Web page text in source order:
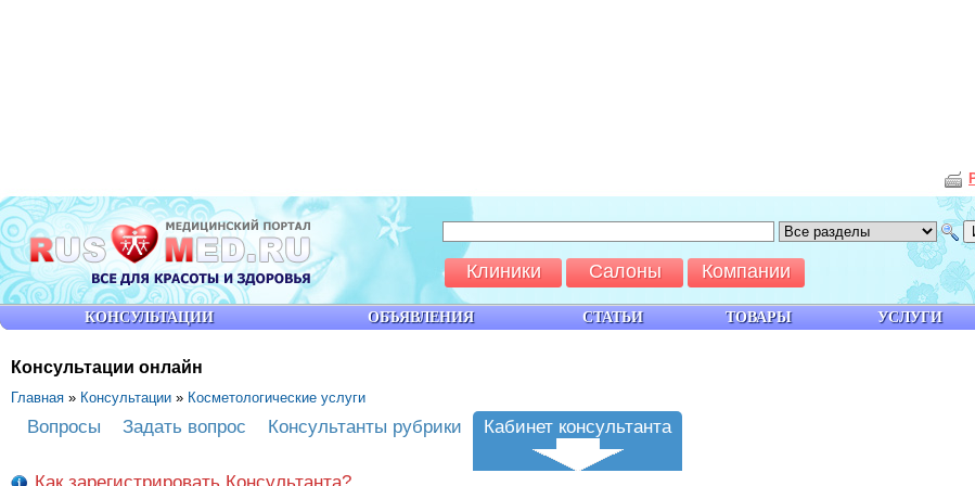
Консультации онлайн
Главная » Консультации » Косметологические услуги
Вопросы Задать вопрос Консультанты рубрики Кабинет консультанта
Как зарегистрировать Консультанта?
КОНСУЛЬТАЦИИ ОБЪЯВЛЕНИЯ СТАТЬИ ТОВАРЫ УСЛУГИ
Клиники Салоны Компании